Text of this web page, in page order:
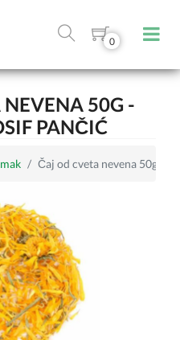
0
50G -
PANČIĆ
Čaj od cveta nevena 50g -